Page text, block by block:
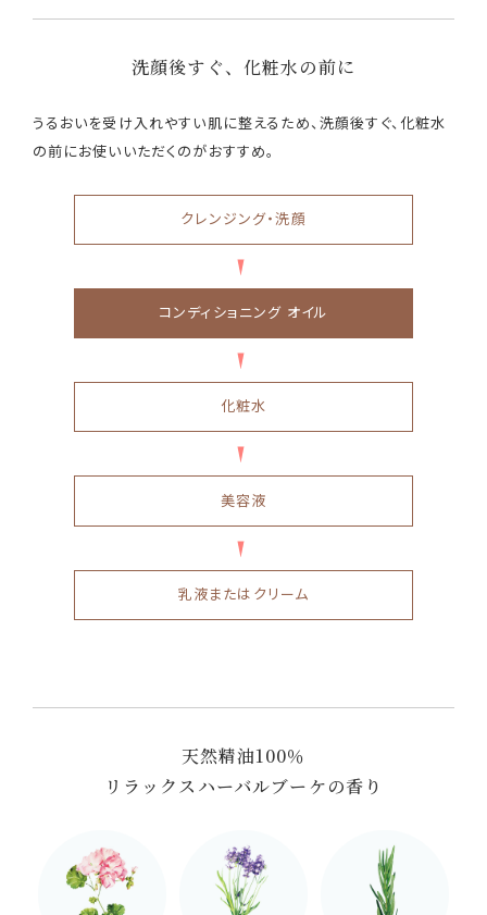
洗顔後すぐ、化粧水の前に
うるおいを受け入れやすい肌に整えるため、洗顔後すぐ、化粧水
の前にお使いいただくのがおすすめ。
クレンジング・洗顔
コンディショニング オイル
化粧水
美容液
乳液またはクリーム
天然精油100％
リラックスハーバルブーケの香り